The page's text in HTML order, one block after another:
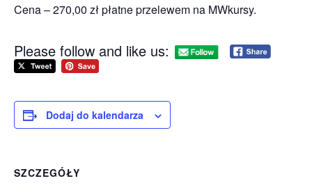
Cena – 270,00 zł płatne przelewem na MWkursy.
Please follow and like us:
Dodaj do kalendarza
SZCZEGÓŁY